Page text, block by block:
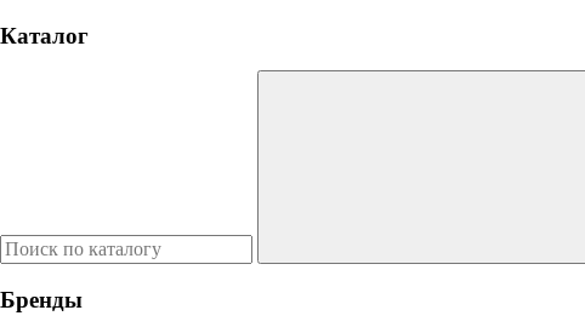
Каталог
Бренды